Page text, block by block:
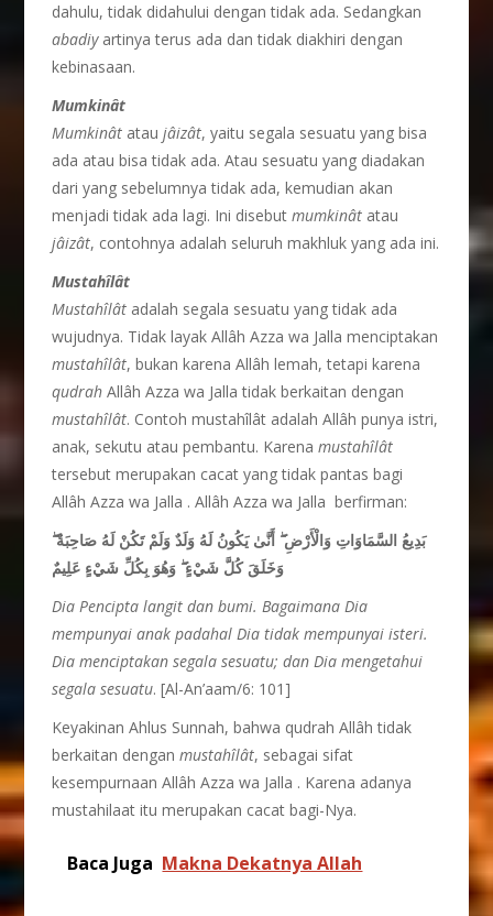
dahulu, tidak didahului dengan tidak ada. Sedangkan
abadiyartinya terus ada dan tidak diakhiri dengan
kebinasaan.
Mumkinât
Mumkinât ataujâizât, yaitu segala sesuatu yang bisa
ada atau bisa tidak ada. Atau sesuatu yang diadakan
dari yang sebelumnya tidak ada, kemudian akan
menjadi tidak ada lagi. Ini disebutmumkinât atau
jâizât, contohnya adalah seluruh makhluk yang ada ini.
Mustahîlât
Mustahîlât adalah segala sesuatu yang tidak ada
wujudnya. Tidak layak Allâh Azza wa Jalla menciptakan
mustahîlât, bukan karena Allâh lemah, tetapi karena
qudrah Allâh Azza wa Jalla tidak berkaitan dengan
mustahîlât. Contoh mustahîlât adalah Allâh punya istri,
anak, sekutu atau pembantu. Karenamustahîlât
tersebut merupakan cacat yang tidak pantas bagi
Allâh Azza wa Jalla . Allâh Azza wa Jalla berfirman:
بَدِيعُ السَّمَاوَاتِ وَالْأَرْضِۖ أَنَّىٰ يَكُونُ لَهُ وَلَدٌ وَلَمْ تَكُنْ لَهُ صَاحِبَةٌۖ
وَخَلَقَ كُلَّ شَيْءٍۖ وَهُوَ بِكُلِّ شَيْءٍ عَلِيمٌ
Dia Pencipta langit dan bumi. Bagaimana Dia
mempunyai anak padahal Dia tidak mempunyai isteri.
Dia menciptakan segala sesuatu; dan Dia mengetahui
segala sesuatu. [Al-An’aam/6: 101]
Keyakinan Ahlus Sunnah, bahwa qudrah Allâh tidak
berkaitan denganmustahîlât, sebagai sifat
kesempurnaan Allâh Azza wa Jalla . Karena adanya
mustahilaat itu merupakan cacat bagi-Nya.
Baca Juga Makna Dekatnya Allah